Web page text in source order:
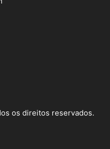
os direitos reservados.